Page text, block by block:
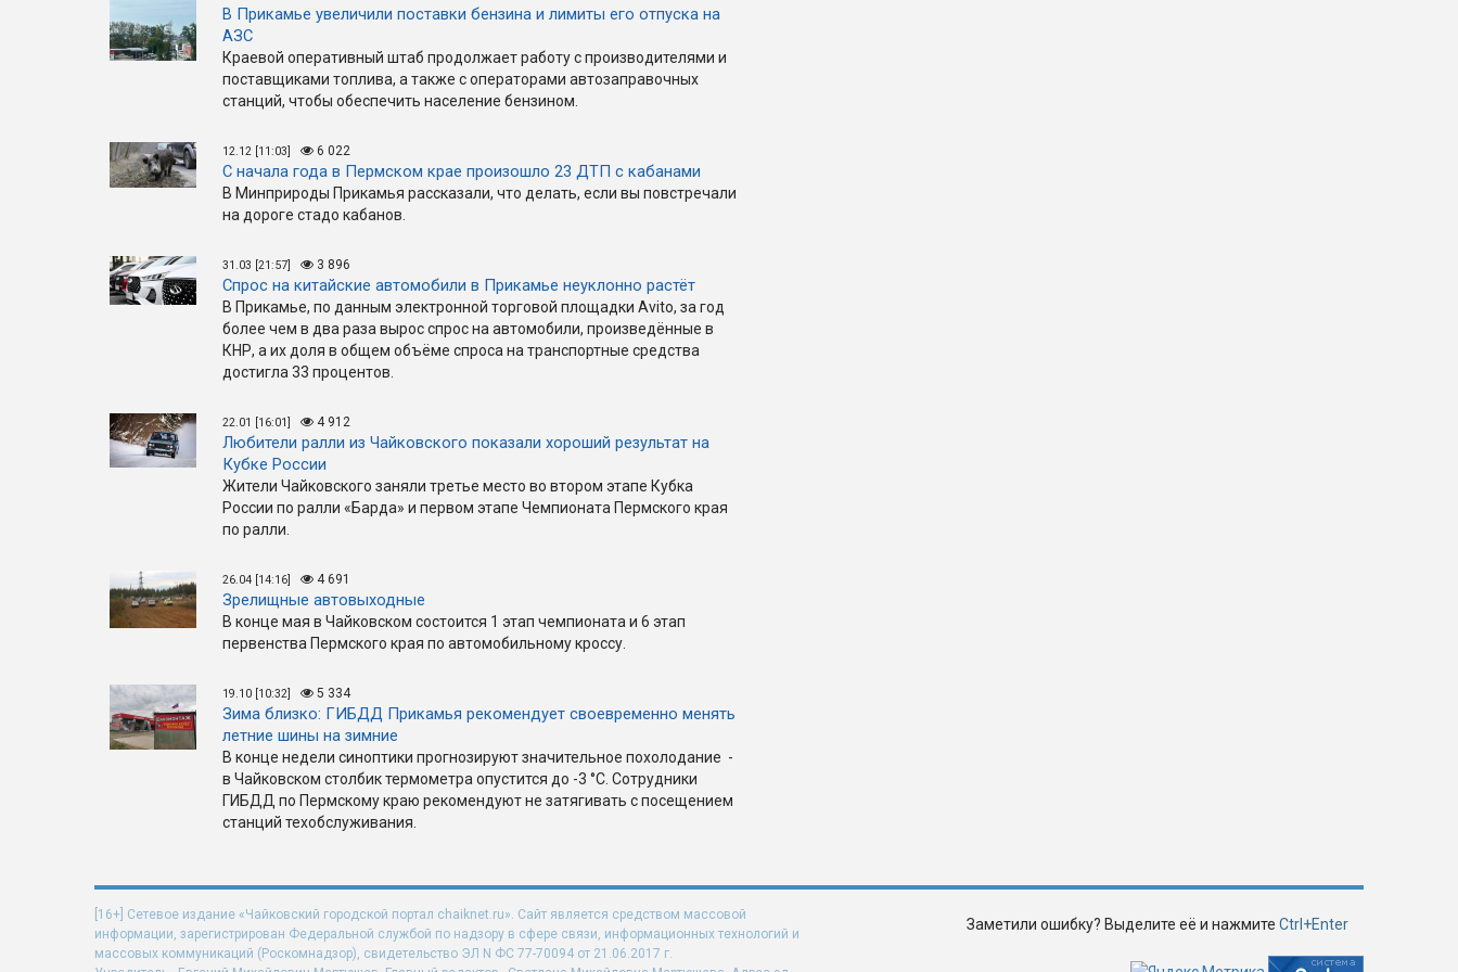
В Прикамье увеличили поставки бензина и лимиты его отпуска на
АЗС
Краевой оперативный штаб продолжает работу с производителями и
поставщиками топлива, а также с операторами автозаправочных
станций, чтобы обеспечить население бензином.
12.12 [11:03] 6 022
С начала года в Пермском крае произошло 23 ДТП с кабанами
В Минприроды Прикамья рассказали, что делать, если вы повстречали
на дороге стадо кабанов.
31.03 [21:57] 3 896
Спрос на китайские автомобили в Прикамье неуклонно растёт
В Прикамье, по данным электронной торговой площадки Avito, за год
более чем в два раза вырос спрос на автомобили, произведённые в
КНР, а их доля в общем объёме спроса на транспортные средства
достигла 33 процентов.
22.01 [16:01] 4 912
Любители ралли из Чайковского показали хороший результат на
Кубке России
Жители Чайковского заняли третье место во втором этапе Кубка
России по ралли «Барда» и первом этапе Чемпионата Пермского края
по ралли.
26.04 [14:16] 4 691
Зрелищные автовыходные
В конце мая в Чайковском состоится 1 этап чемпионата и 6 этап
первенства Пермского края по автомобильному кроссу.
19.10 [10:32] 5 334
Зима близко: ГИБДД Прикамья рекомендует своевременно менять
летние шины на зимние
В конце недели синоптики прогнозируют значительное похолодание -
в Чайковском столбик термометра опустится до -3 °C. Сотрудники
ГИБДД по Пермскому краю рекомендуют не затягивать с посещением
станций техобслуживания.
[16+] Сетевое издание «Чайковский городской портал chaiknet.ru». Сайт является средством массовой
информации, зарегистрирован Федеральной службой по надзору в сфере связи, информационных технологий и
массовых коммуникаций (Роскомнадзор), свидетельство ЭЛ N ФС 77-70094 от 21.06.2017 г.
Заметили ошибку? Выделите её и нажмите Ctrl+Enter